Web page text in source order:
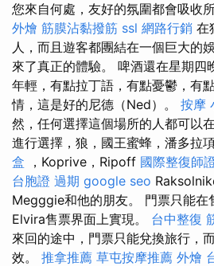
您來自何處，友好的氛圍都會吸收
外燴 筋膜沾黏撥筋 ssl 網路行銷 在
人，而且遊客都團結在一個巨大的
來了真正的體驗。 啤酒還在星期四
年輕，有點拉丁語，有點憂鬱，有
情，這是好的尼德（Ned）。 按摩
然，任何選擇這個場所的人都可以
進行選擇，狼，國王蜜蜂，潘多拉
盒 ，Koprive，Ripoff 國際整復師
台胞證 過期 google seo
Megggie和他的朋友。 門票只能在
Elvira售票界面上實現。 台中整復
來回的途中，門票只能兌換旅行，
效。 推拿推薦 草屯按摩推薦 外燴